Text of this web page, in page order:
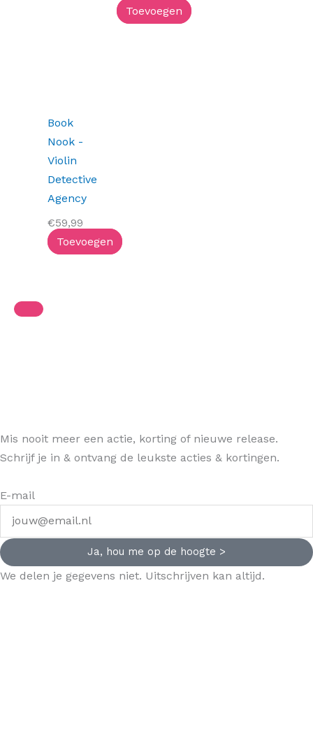
Toevoegen
Book
Nook -
Violin
Detective
Agency
€59,99
Toevoegen
Mis nooit meer een actie, korting of nieuwe release.
Schrijf je in & ontvang de leukste acties & kortingen.
E-mail
Ja, hou me op de hoogte >
We delen je gegevens niet. Uitschrijven kan altijd.